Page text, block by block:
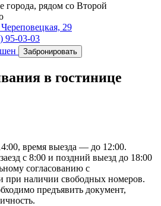
города, рядом со Второй
29
95-03-03
Забронировать
в гостинице
время выезда — до 12:00.
с 8:00 и поздний выезд до 18:00
согласованию с
при наличии свободных номеров.
предъявить документ,